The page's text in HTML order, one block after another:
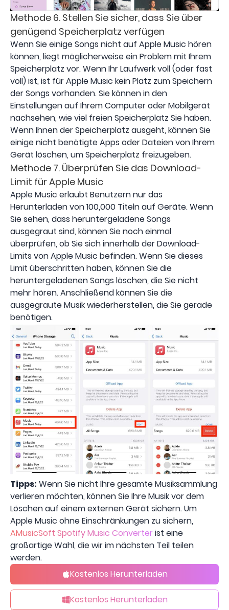
Methode 6. Stellen Sie sicher, dass Sie über
genügend Speicherplatz verfügen
Wenn Sie einige Songs nicht auf Apple Music hören
können, liegt möglicherweise ein Problem mit Ihrem
Speicherplatz vor. Wenn Ihr Laufwerk voll (oder fast
voll) ist, ist für Apple Music kein Platz zum Speichern
der Songs vorhanden. Sie können in den
Einstellungen auf Ihrem Computer oder Mobilgerät
nachsehen, wie viel freien Speicherplatz Sie haben.
Wenn Ihnen der Speicherplatz ausgeht, können Sie
einige nicht benötigte Apps oder Dateien von Ihrem
Gerät löschen, um Speicherplatz freizugeben.
Methode 7. Überprüfen Sie das Download-
Limit für Apple Music
Apple Music‌ erlaubt Benutzern nur das
Herunterladen von 100,000 Titeln auf Geräte. Wenn
Sie sehen, dass heruntergeladene Songs
ausgegraut sind, können Sie noch einmal
überprüfen, ob Sie sich innerhalb der Download-
Limits von Apple Music‌ befinden. Wenn Sie dieses
Limit überschritten haben, können Sie die
heruntergeladenen Songs löschen, die Sie nicht
mehr hören. Anschließend können Sie die
ausgegraute Musik wiederherstellen, die Sie gerade
benötigen.
Tipps: Wenn Sie nicht Ihre gesamte Musiksammlung
verlieren möchten, können Sie Ihre Musik vor dem
Löschen auf einem externen Gerät sichern. Um
Apple Music ohne Einschränkungen zu sichern,
AMusicSoft Spotify Music Converter ist eine
großartige Wahl, die wir im nächsten Teil teilen
werden.
Kostenlos Herunterladen
Kostenlos Herunterladen